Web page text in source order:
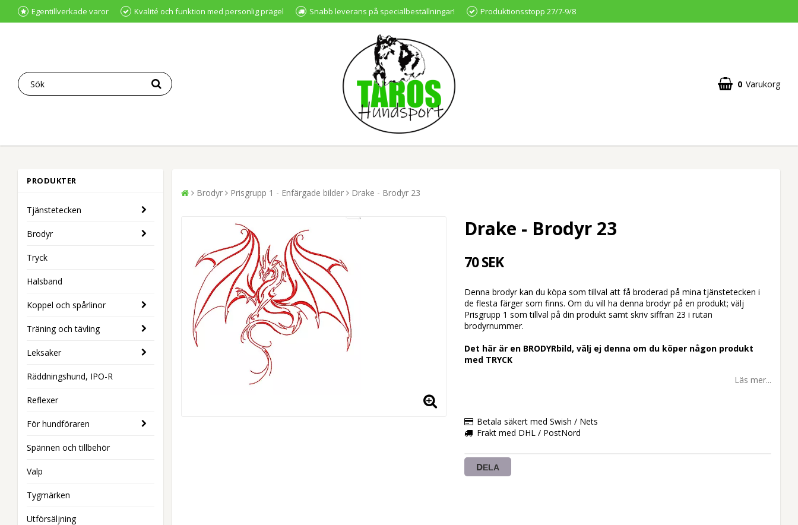
Egentillverkade varor Kvalité och funktion med personlig prägel Snabb leverans på specialbeställningar! Produktionsstopp 27/7-9/8
0 Varukorg
PRODUKTER
Tjänstetecken
Brodyr
Tryck
Halsband
Koppel och spårlinor
Träning och tävling
Leksaker
Räddningshund, IPO-R
Reflexer
För hundföraren
Spännen och tillbehör
Valp
Tygmärken
Utförsäljning
Brodyr Prisgrupp 1 - Enfärgade bilder Drake - Brodyr 23
Drake - Brodyr 23
70 SEK
Denna brodyr kan du köpa som tillval att få broderad på mina tjänstetecken i
de flesta färger som finns. Om du vill ha denna brodyr på en produkt; välj
Prisgrupp 1 som tillval på din produkt samt skriv siffran 23 i rutan
brodyrnummer.
Det här är en BRODYRbild, välj ej denna om du köper någon produkt
med TRYCK
Läs mer...
Betala säkert med Swish / Nets
Frakt med DHL / PostNord
DELA